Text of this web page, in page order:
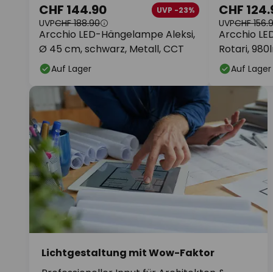
Arcchio LED-Hängelampe Aleksi,
Ø 45 cm, schwarz, Metall, CCT
CHF 144.90 UVP -23%
UVPCHF 188.90
Auf Lager
Arcchio
Rotari,
CHF
UVPCHF
Auf Lager
Lichtgestaltung mit Wow-Faktor